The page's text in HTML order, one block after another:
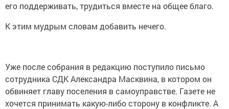
его поддерживать, трудиться вместе на общее благо.
К этим мудрым словам добавить нечего.
Уже после собрания в редакцию поступило письмо
сотрудника СДК Александра Масквина, в котором он
обвиняет главу поселения в самоуправстве. Газете не
хочется принимать какую-либо сторону в конфликте. А